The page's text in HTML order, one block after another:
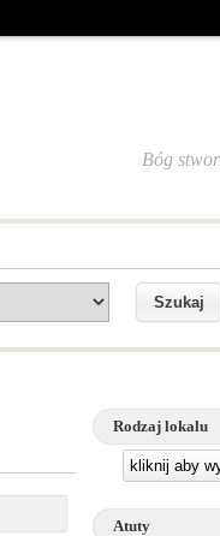
Bóg
Rodzaj lokalu
kliknij aby
Atuty